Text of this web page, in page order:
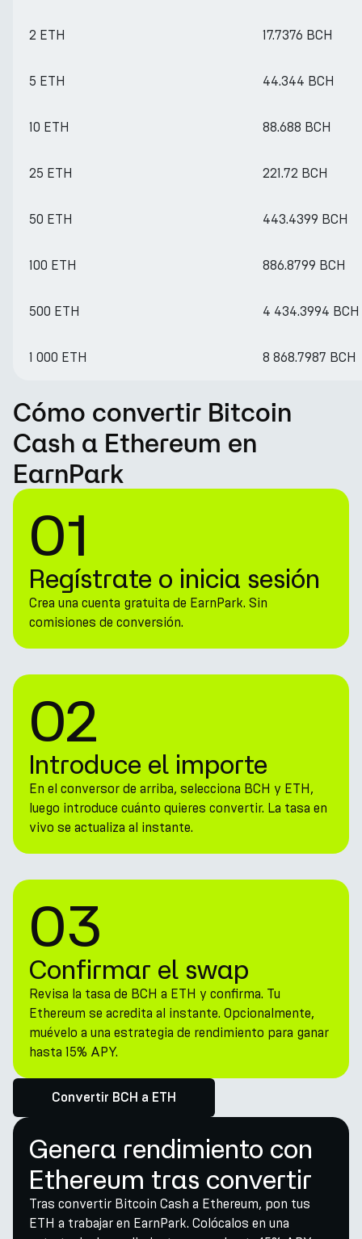
2 ETH 17.7376 BCH
5 ETH 44.344 BCH
10 ETH 88.688 BCH
25 ETH 221.72 BCH
50 ETH 443.4399 BCH
100 ETH 886.8799 BCH
500 ETH 4 434.3994 BCH
1 000 ETH 8 868.7987 BCH
Cómo convertir Bitcoin
Cash a Ethereum en
EarnPark
01
Regístrate o inicia sesión
Crea una cuenta gratuita de EarnPark. Sin
comisiones de conversión.
02
Introduce el importe
En el conversor de arriba, selecciona BCH y ETH,
luego introduce cuánto quieres convertir. La tasa en
vivo se actualiza al instante.
03
Confirmar el swap
Revisa la tasa de BCH a ETH y confirma. Tu
Ethereum se acredita al instante. Opcionalmente,
muévelo a una estrategia de rendimiento para ganar
hasta 15% APY.
Convertir BCH a ETH
Genera rendimiento con
Ethereum tras convertir
Tras convertir Bitcoin Cash a Ethereum, pon tus
ETH a trabajar en EarnPark. Colócalos en una